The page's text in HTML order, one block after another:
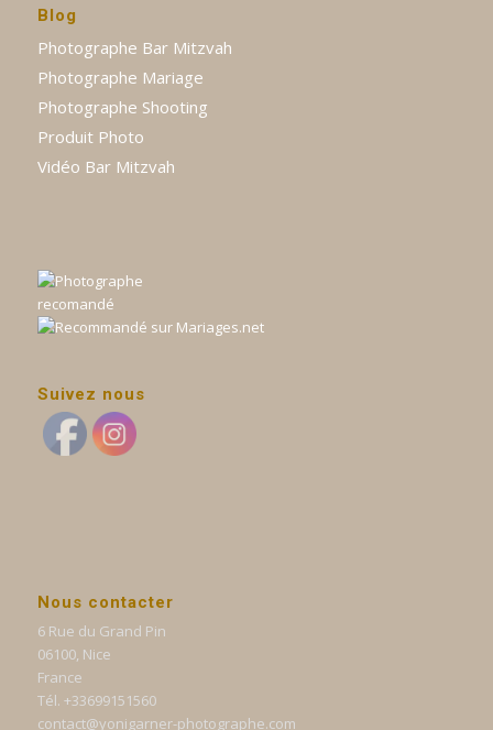
Blog
Photographe Bar Mitzvah
Photographe Mariage
Photographe Shooting
Produit Photo
Vidéo Bar Mitzvah
Suivez nous
Nous contacter
6 Rue du Grand Pin
06100, Nice
France
Tél. +33699151560
contact@yonigarner-photographe.com